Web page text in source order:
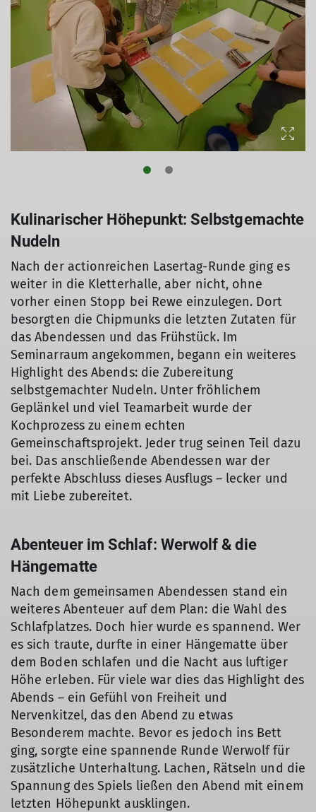
© DAV Würzburg/ Moritz Halbmann
© DAV Würzburg/ Moritz Halbmann
Kulinarischer Höhepunkt: Selbstgemachte
Nudeln
Nach der actionreichen Lasertag-Runde ging es
weiter in die Kletterhalle, aber nicht, ohne
vorher einen Stopp bei Rewe einzulegen. Dort
besorgten die Chipmunks die letzten Zutaten für
das Abendessen und das Frühstück. Im
Seminarraum angekommen, begann ein weiteres
Highlight des Abends: die Zubereitung
selbstgemachter Nudeln. Unter fröhlichem
Geplänkel und viel Teamarbeit wurde der
Kochprozess zu einem echten
Gemeinschaftsprojekt. Jeder trug seinen Teil dazu
bei. Das anschließende Abendessen war der
perfekte Abschluss dieses Ausflugs – lecker und
mit Liebe zubereitet.
Abenteuer im Schlaf: Werwolf & die
Hängematte
Nach dem gemeinsamen Abendessen stand ein
weiteres Abenteuer auf dem Plan: die Wahl des
Schlafplatzes. Doch hier wurde es spannend. Wer
es sich traute, durfte in einer Hängematte über
dem Boden schlafen und die Nacht aus luftiger
Höhe erleben. Für viele war dies das Highlight des
Abends – ein Gefühl von Freiheit und
Nervenkitzel, das den Abend zu etwas
Besonderem machte. Bevor es jedoch ins Bett
ging, sorgte eine spannende Runde Werwolf für
zusätzliche Unterhaltung. Lachen, Rätseln und die
Spannung des Spiels ließen den Abend mit einem
letzten Höhepunkt ausklingen.
© DAV Würzburg/ Moritz Halbmann